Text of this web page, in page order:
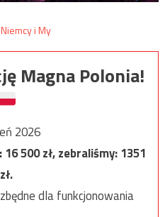
Magna Polonia!
2026
16 500zł, zebraliśmy:1351
zł.
dla funkcjonowania